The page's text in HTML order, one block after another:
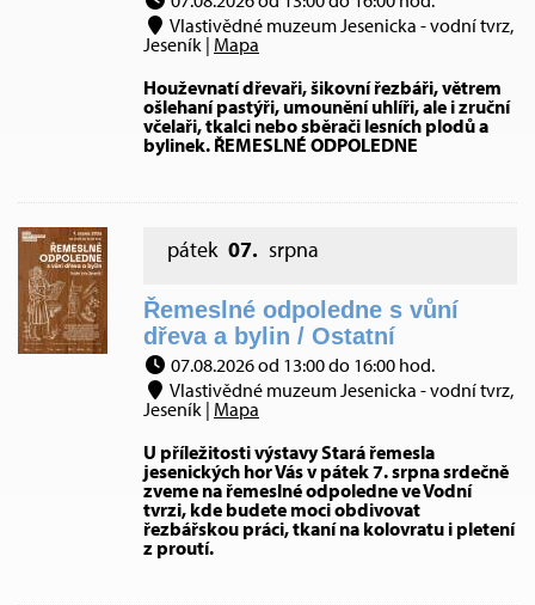
Vlastivědné muzeum Jesenicka - vodní tvrz,
Jeseník | Mapa
Houževnatí dřevaři, šikovní řezbáři, větrem
ošlehaní pastýři, umounění uhlíři, ale i zruční
včelaři, tkalci nebo sběrači lesních plodů a
bylinek. ŘEMESLNÉ ODPOLEDNE
pátek 07. srpna
Řemeslné odpoledne s vůní
dřeva a bylin / Ostatní
07.08.2026 od 13:00 do 16:00 hod.
Vlastivědné muzeum Jesenicka - vodní tvrz,
Jeseník | Mapa
U příležitosti výstavy Stará řemesla
jesenických hor Vás v pátek 7. srpna srdečně
zveme na řemeslné odpoledne ve Vodní
tvrzi, kde budete moci obdivovat
řezbářskou práci, tkaní na kolovratu i pletení
z proutí.